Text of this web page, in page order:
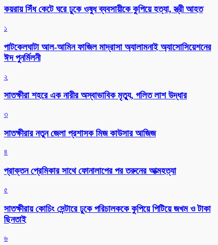
কয়রায় সিঁধ কেটে ঘরে ঢুকে ওষুধ ব্যবসায়ীকে কুপিয়ে হত্যা, স্ত্রী আহত
১
পাটকেলঘাটা আল-আমিন ফাজিল মাদ্রাসা অ্যালামনাই অ্যাসোসিয়েশনের
ঈদ পুনর্মিলনী
২
সাতক্ষীরা শহরে এক নারীর অস্বাভাবিক মৃত্যু, গলিত লাশ উদ্ধার
৩
সাতক্ষীরার নতুন জেলা প্রশাসক মিজ কাউসার আজিজ
৪
প্রাক্তন প্রেমিকার সাথে ফোনালাপের পর তরুনের আত্মহত্যা
৫
সাতক্ষীরায় কোচিং সেন্টারে ঢুকে পরিচালককে কুপিয়ে পিটিয়ে জখম ও টাকা
ছিনতাই
৬